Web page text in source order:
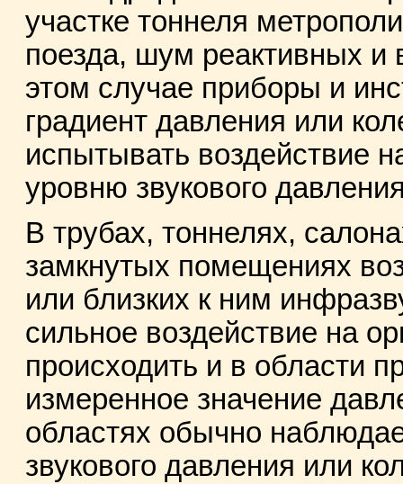
участке тоннеля
поезда, шум реактивных и
этом случае приборы и
градиент давления или
испытывать воздействие
уровню звукового
В трубах, тоннелях,
замкнутых помещениях
или близких к ним
сильное воздействие на
происходить и в области
измеренное значение
областях обычно
звукового давления или